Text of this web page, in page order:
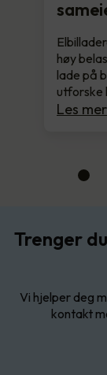
høy
lade på
utforske
Les mer
Trenger
Vi hjelper deg
kontakt